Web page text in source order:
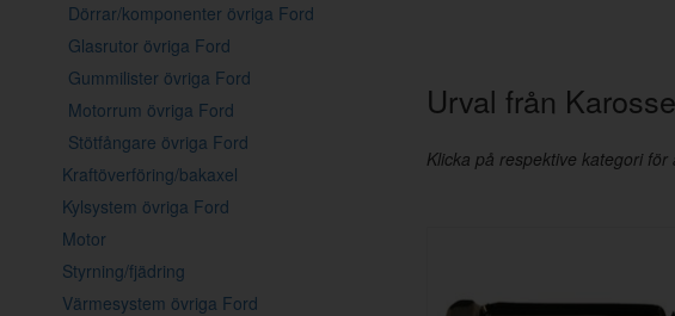
Dörrar/komponenter övriga Ford
Glasrutor övriga Ford
Gummilister övriga Ford
Motorrum övriga Ford
Stötfångare övriga Ford
Kraftöverföring/bakaxel
Kylsystem övriga Ford
Motor
Styrning/fjädring
Värmesystem övriga Ford
Urval från
Klicka på respektive kategori för